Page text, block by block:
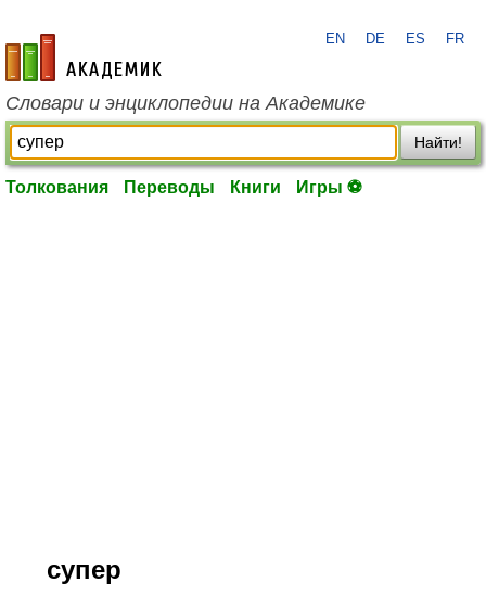
academic.ru
EN DE ES FR
Словари и энциклопедии на Академике
Найти!
Толкования Переводы Книги Игры ⚽
супер